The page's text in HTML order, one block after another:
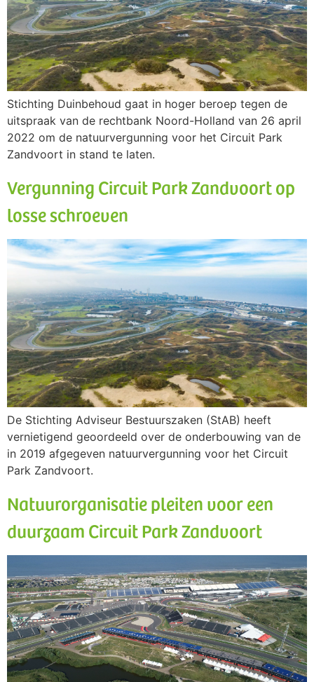
Stichting Duinbehoud gaat in hoger beroep tegen de
uitspraak van de rechtbank Noord-Holland van 26 april
2022 om de natuurvergunning voor het Circuit Park
Zandvoort in stand te laten.
Vergunning Circuit Park Zandvoort op
losse schroeven
De Stichting Adviseur Bestuurszaken (StAB) heeft
vernietigend geoordeeld over de onderbouwing van de
in 2019 afgegeven natuurvergunning voor het Circuit
Park Zandvoort.
Natuurorganisatie pleiten voor een
duurzaam Circuit Park Zandvoort